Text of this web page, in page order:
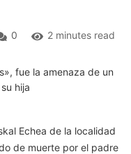
0 2 minutes read
Echea de la localidad
de muerte por el padre